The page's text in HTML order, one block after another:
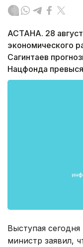
АСТАНА. 28
экономического
Сагинтаев
Нацфонда
Выступая
министр заявил,